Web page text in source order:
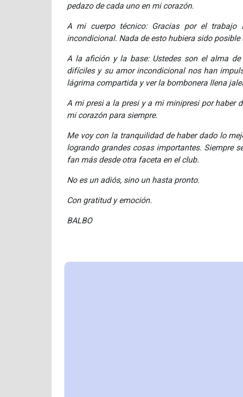
pedazo de cada uno en mi corazón.
A mi cuerpo técnico: Gracias por el trabajo
incondicional. Nada de esto hubiera sido posible
A la afición y la base: Ustedes son el alma
difíciles y su amor incondicional nos han
lágrima compartida y ver la bombonera llena
A mi presi a la presi y a mi minipresi por haber
mi corazón para siempre.
Me voy con la tranquilidad de haber dado lo
logrando grandes cosas importantes. Siempre
fan más desde otra faceta en el club.
No es un adiós, sino un hasta pronto.
Con gratitud y emoción.
BALBO